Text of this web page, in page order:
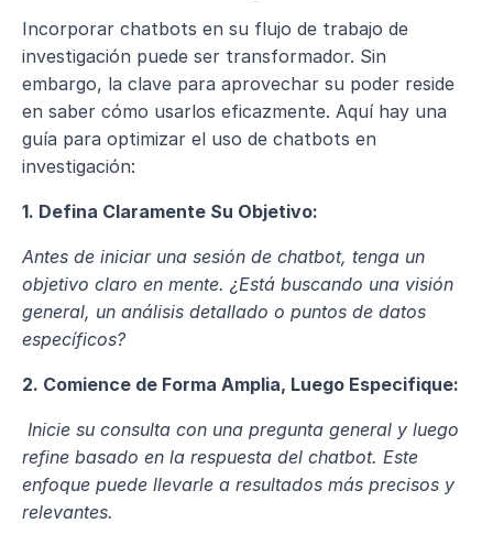
Incorporar chatbots en su flujo de trabajo de
investigación puede ser transformador. Sin
embargo, la clave para aprovechar su poder reside
en saber cómo usarlos eficazmente. Aquí hay una
guía para optimizar el uso de chatbots en
investigación:
1. Defina Claramente Su Objetivo:
Antes de iniciar una sesión de chatbot, tenga un
objetivo claro en mente. ¿Está buscando una visión
general, un análisis detallado o puntos de datos
específicos?
2. Comience de Forma Amplia, Luego Especifique:
refine basado en la respuesta del chatbot. Este
enfoque puede llevarle a resultados más precisos y
relevantes.